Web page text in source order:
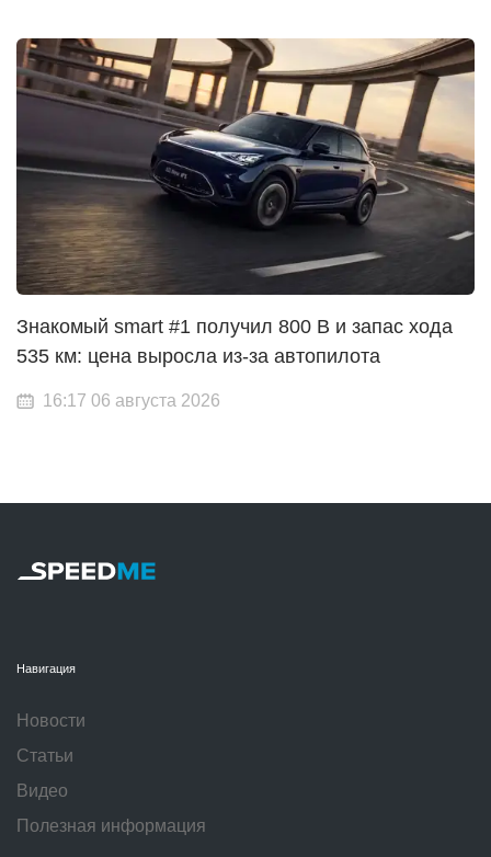
Знакомый smart #1 получил 800 В и запас хода
535 км: цена выросла из-за автопилота
16:17 06 августа 2026
Навигация
Новости
Статьи
Видео
Полезная информация